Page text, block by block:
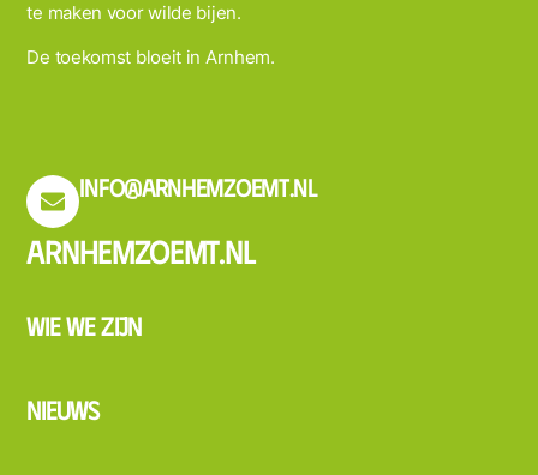
te maken voor wilde bijen.
De toekomst bloeit in Arnhem.
info@arnhemzoemt.nl
Arnhemzoemt.nl
Wie we zijn
Nieuws